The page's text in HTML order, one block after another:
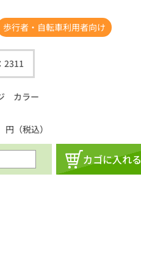
歩行者・自転車利用者向け
2311
カラー
円（税込）
カゴに入れる